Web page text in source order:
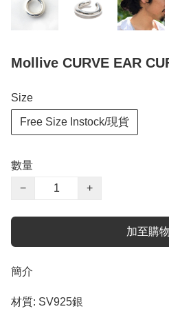
Mollive CURVE EAR
Size
Free Size Instock/現貨
數量
−
+
加至購
簡介
材質: SV925銀